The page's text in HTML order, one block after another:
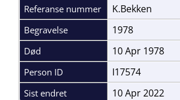
Referanse nummer K.Bekken
Begravelse 1978
Død 10 Apr 1978
Person ID I17574
Sist endret 10 Apr 2022